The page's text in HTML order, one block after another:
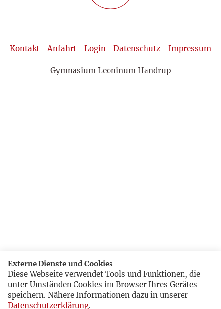
Kontakt Anfahrt Login Datenschutz Impressum
Gymnasium Leoninum Handrup
Externe Dienste und Cookies
Diese Webseite verwendet Tools und Funktionen, die
unter Umständen Cookies im Browser Ihres Gerätes
speichern. Nähere Informationen dazu in unserer
Datenschutzerklärung.